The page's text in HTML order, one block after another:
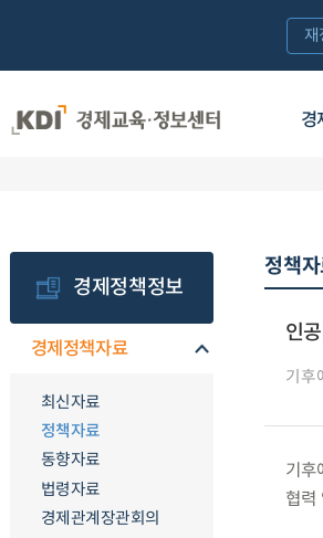
경
경제정책정보
경제정책자료
최신자료
정책자료
동향자료
법령자료
경제관계장관회의
정책
인
기후
기후
협력